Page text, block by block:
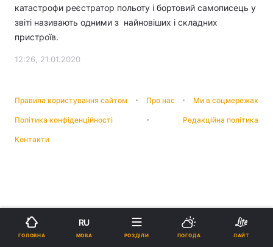
катастрофи реєстратор польоту і бортовий самописець у
звіті називають одними з найновіших і складних
пристроїв.
12:26, 21.01.2020
Правила користування сайтом Про нас Ми в соцмережах
Політика конфіденційності Редакційна політика
Контакти
ГОЛОВНА
RU
МОВА РОЗДІЛИ ПОГОДА ЛАЙТ